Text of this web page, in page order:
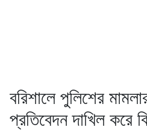
বরিশালে পুলিশের
প্রতিবেদন দাখিল করে